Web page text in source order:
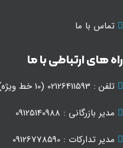
تماس با ما
های ارتباطی با ما
تلفن : 02126411593 (10 خط ویژه)
مدیر بازرگانی : 09125140988
مدیر تدارکات : 09126778590